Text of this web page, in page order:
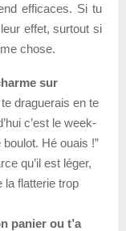
efficaces. Si tu
effet, surtout si
chose.
sur
draguerais en te
c’est le week-
Hé ouais !”
qu’il est léger,
la flatterie trop
panier ou t’a